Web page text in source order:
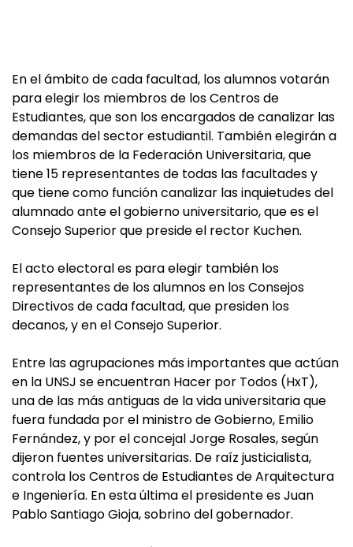
En el ámbito de cada facultad, los alumnos votarán
para elegir los miembros de los Centros de
Estudiantes, que son los encargados de canalizar las
demandas del sector estudiantil. También elegirán a
los miembros de la Federación Universitaria, que
tiene 15 representantes de todas las facultades y
que tiene como función canalizar las inquietudes del
alumnado ante el gobierno universitario, que es el
Consejo Superior que preside el rector Kuchen.
El acto electoral es para elegir también los
representantes de los alumnos en los Consejos
Directivos de cada facultad, que presiden los
decanos, y en el Consejo Superior.
Entre las agrupaciones más importantes que actúan
en la UNSJ se encuentran Hacer por Todos (HxT),
una de las más antiguas de la vida universitaria que
fuera fundada por el ministro de Gobierno, Emilio
Fernández, y por el concejal Jorge Rosales, según
dijeron fuentes universitarias. De raíz justicialista,
controla los Centros de Estudiantes de Arquitectura
e Ingeniería. En esta última el presidente es Juan
Pablo Santiago Gioja, sobrino del gobernador.